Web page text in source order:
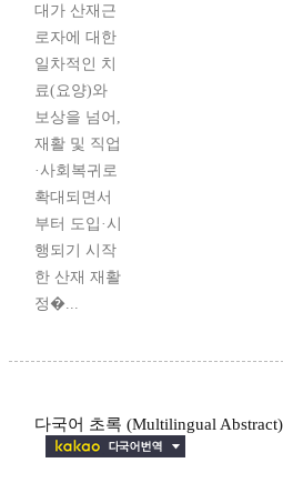
대가 산재근
로자에 대한
일차적인 치
료(요양)와
보상을 넘어,
재활 및 직업
·사회복귀로
확대되면서
부터 도입·시
행되기 시작
한 산재 재활
정�...
다국어 초록 (Multilingual Abstract)